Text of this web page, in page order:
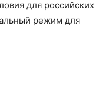
для российских
режим для